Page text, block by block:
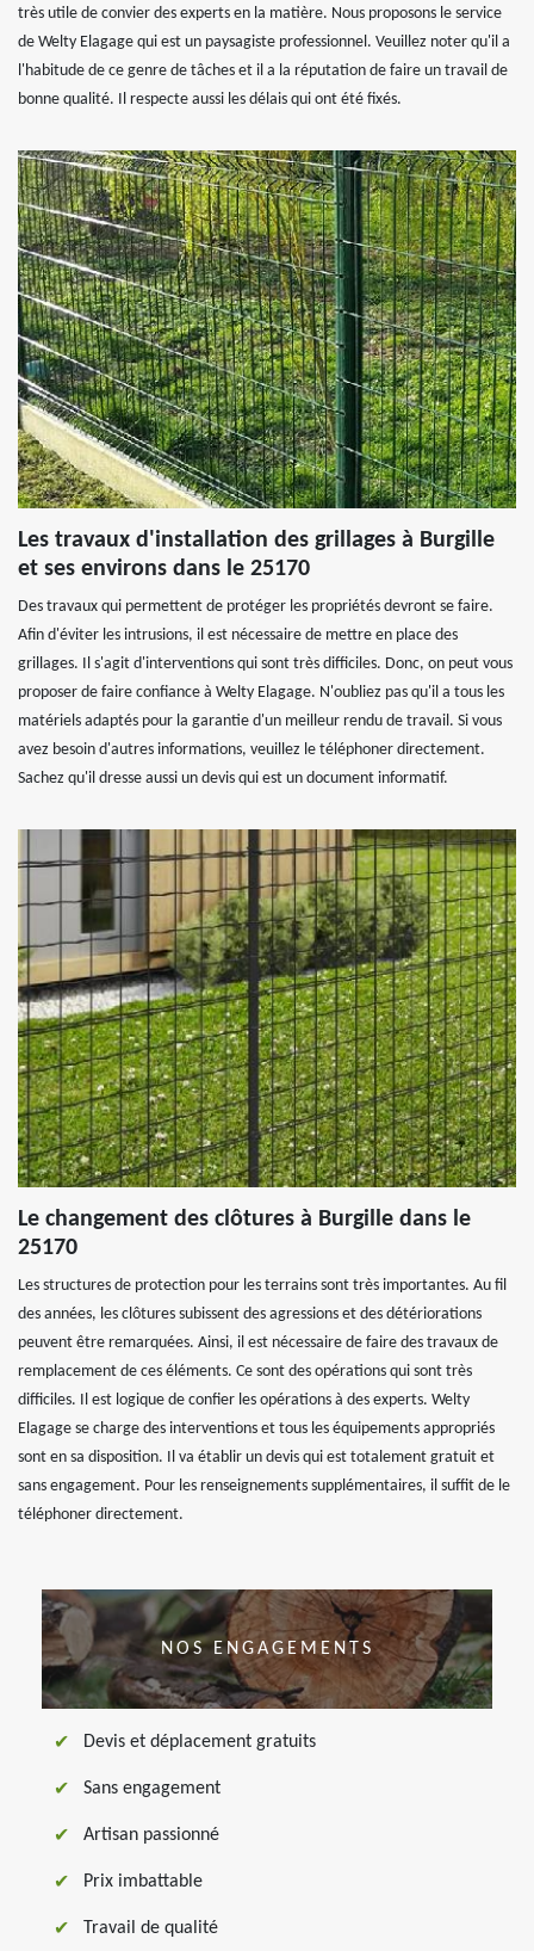
très utile de convier des experts en la matière. Nous proposons le service
de Welty Elagage qui est un paysagiste professionnel. Veuillez noter qu'il a
l'habitude de ce genre de tâches et il a la réputation de faire un travail de
bonne qualité. Il respecte aussi les délais qui ont été fixés.
Les travaux d'installation des grillages à Burgille
et ses environs dans le 25170
Des travaux qui permettent de protéger les propriétés devront se faire.
Afin d'éviter les intrusions, il est nécessaire de mettre en place des
grillages. Il s'agit d'interventions qui sont très difficiles. Donc, on peut vous
proposer de faire confiance à Welty Elagage. N'oubliez pas qu'il a tous les
matériels adaptés pour la garantie d'un meilleur rendu de travail. Si vous
avez besoin d'autres informations, veuillez le téléphoner directement.
Sachez qu'il dresse aussi un devis qui est un document informatif.
Le changement des clôtures à Burgille dans le
25170
Les structures de protection pour les terrains sont très importantes. Au fil
des années, les clôtures subissent des agressions et des détériorations
peuvent être remarquées. Ainsi, il est nécessaire de faire des travaux de
remplacement de ces éléments. Ce sont des opérations qui sont très
difficiles. Il est logique de confier les opérations à des experts. Welty
Elagage se charge des interventions et tous les équipements appropriés
sont en sa disposition. Il va établir un devis qui est totalement gratuit et
sans engagement. Pour les renseignements supplémentaires, il suffit de le
téléphoner directement.
NOS ENGAGEMENTS
Devis et déplacement gratuits
Sans engagement
Artisan passionné
Prix imbattable
Travail de qualité